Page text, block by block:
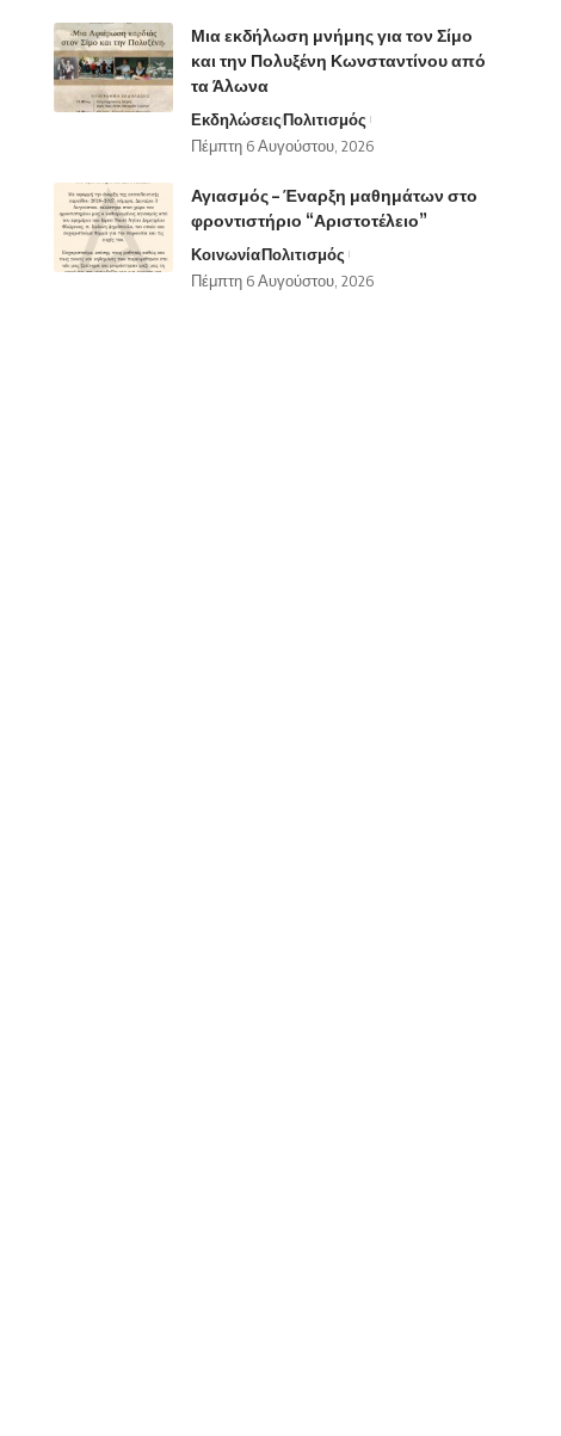
Μια εκδήλωση μνήμης για τον Σίμο
και την Πολυξένη Κωνσταντίνου από
τα Άλωνα
ΕκδηλώσειςΠολιτισμός
Πέμπτη 6 Αυγούστου, 2026
Αγιασμός – Έναρξη μαθημάτων στο
φροντιστήριο “Αριστοτέλειο”
ΚοινωνίαΠολιτισμός
Πέμπτη 6 Αυγούστου, 2026